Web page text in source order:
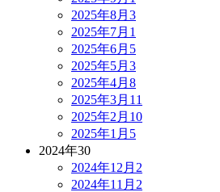
2025年8月 3
2025年7月 1
2025年6月 5
2025年5月 3
2025年4月 8
2025年3月 11
2025年2月 10
2025年1月 5
2024年30
2024年12月 2
2024年11月 2